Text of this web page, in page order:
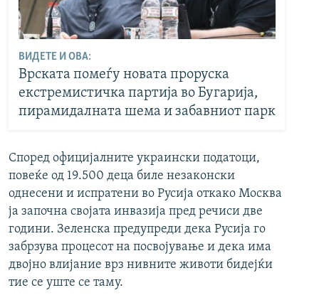
ВИДЕТЕ И ОВА:
Врската помеѓу новата проруска
екстремистичка партија во Бугарија,
пирамидалната шема и забавниот парк
Според официјалните украински податоци,
повеќе од 19.500 деца биле незаконски
однесени и испратени во Русија откако Москва
ја започна својата инвазија пред речиси две
години. Зеленска предупреди дека Русија го
забрзува процесот на посвојување и дека има
двојно влијание врз нивните животи бидејќи
тие се уште се таму.